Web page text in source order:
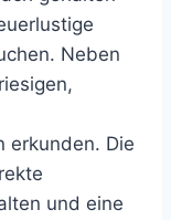
Neben
erkunden. Die
und eine